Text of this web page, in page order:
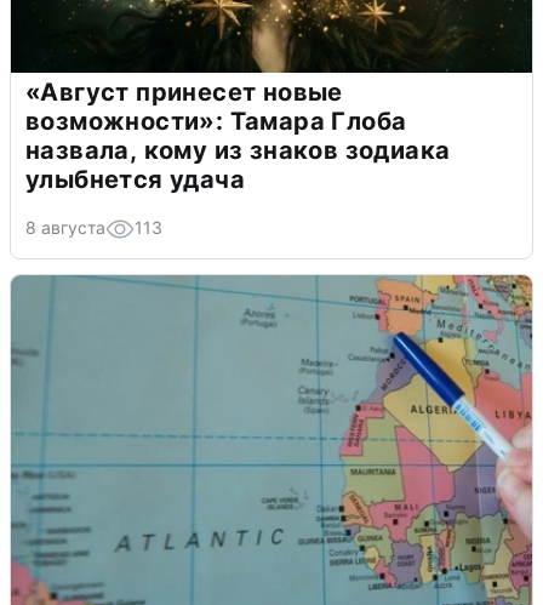
«Август принесет новые
возможности»: Тамара Глоба
назвала, кому из знаков зодиака
улыбнется удача
8 августа 113